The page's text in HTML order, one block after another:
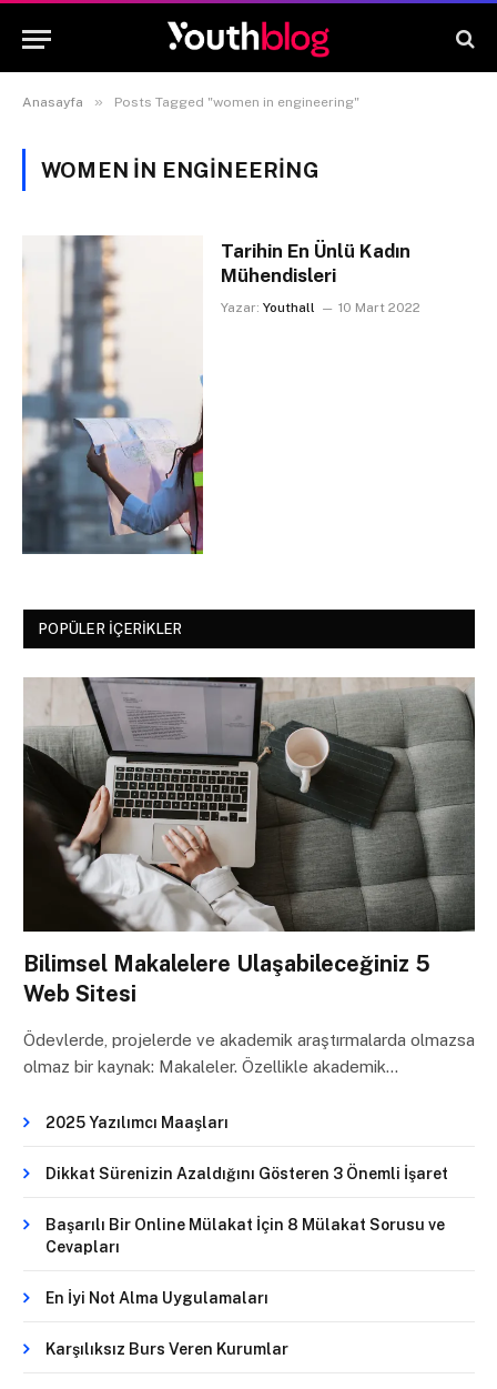
Anasayfa » Posts Tagged "women in engineering"
WOMEN IN ENGINEERING
Tarihin En Ünlü Kadın
Mühendisleri
Yazar: Youthall 10 Mart 2022
POPÜLER İÇERIKLER
Bilimsel Makalelere Ulaşabileceğiniz 5
Web Sitesi
Ödevlerde, projelerde ve akademik araştırmalarda olmazsa
olmaz bir kaynak: Makaleler. Özellikle akademik…
2025 Yazılımcı Maaşları
Dikkat Sürenizin Azaldığını Gösteren 3 Önemli İşaret
Başarılı Bir Online Mülakat İçin 8 Mülakat Sorusu ve
Cevapları
En İyi Not Alma Uygulamaları
Karşılıksız Burs Veren Kurumlar